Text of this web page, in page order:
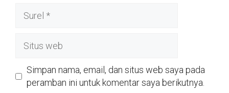
web
Simpan nama, email, dan situs web saya pada
peramban ini untuk komentar saya berikutnya.